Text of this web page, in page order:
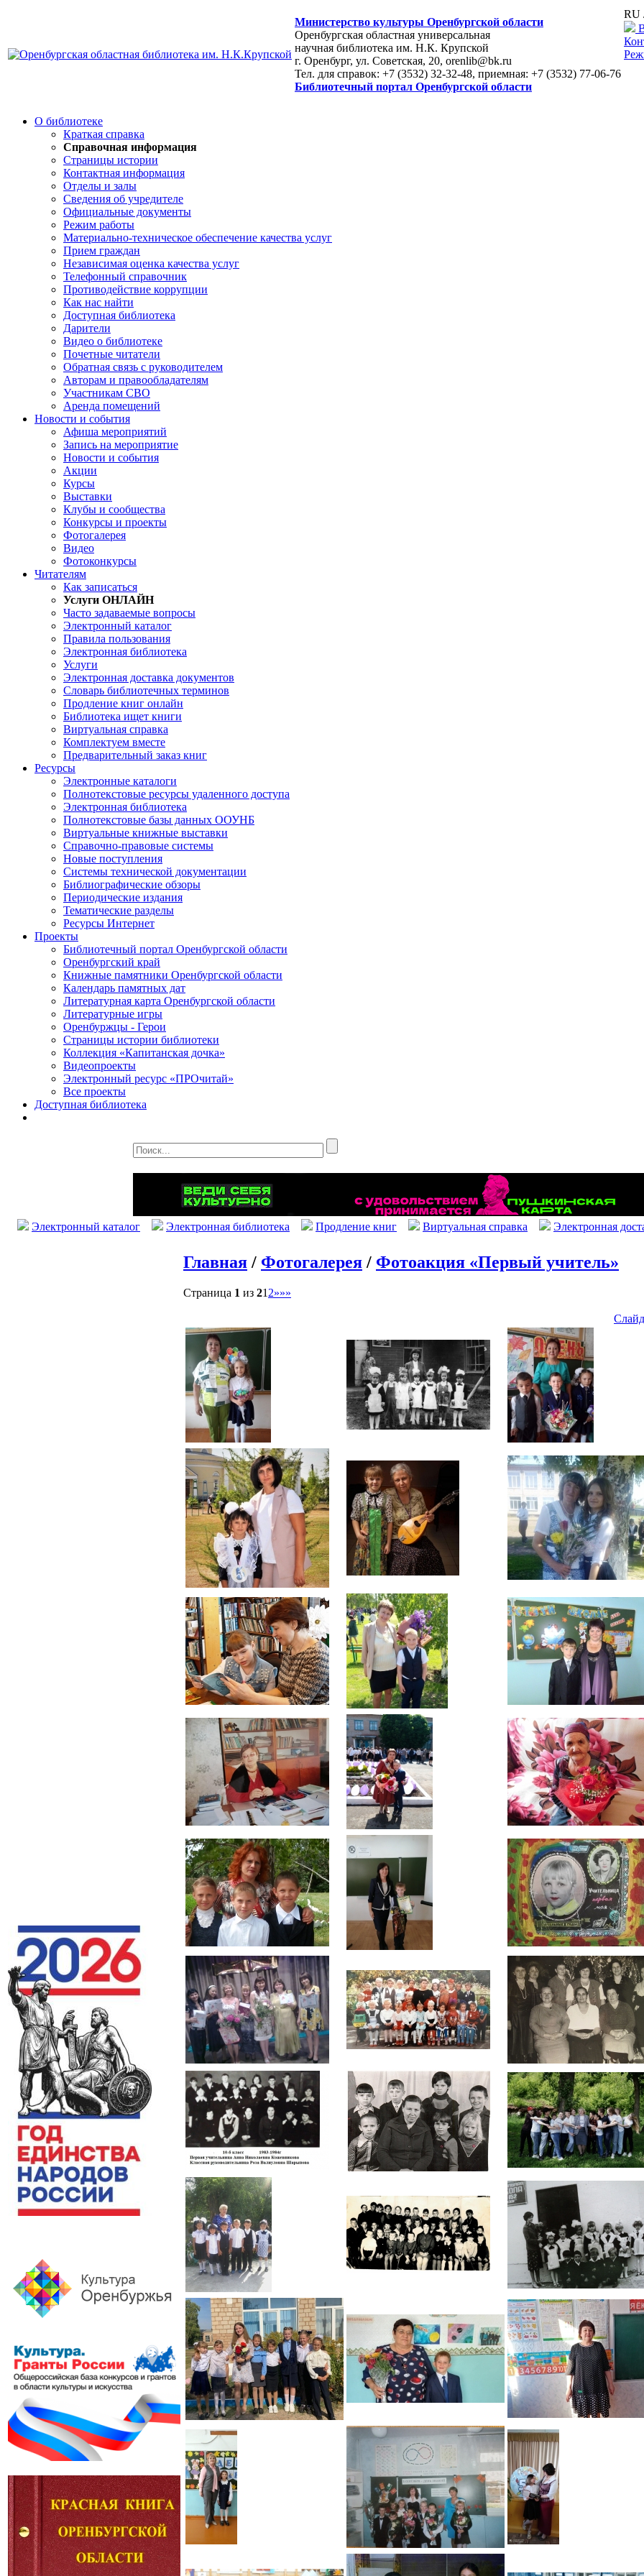
Министерство культуры Оренбургской области
Оренбургская областная универсальная
научная библиотека им. Н.К. Крупской
г. Оренбург, ул. Советская, 20, orenlib@bk.ru
Тел. для справок: +7 (3532) 32-32-48, приемная: +7 (3532) 77-06-76
Библиотечный портал Оренбургской области
RU
О библиотеке
Краткая справка
Справочная информация
Страницы истории
Контактная информация
Отделы и залы
Сведения об учредителе
Официальные документы
Режим работы
Материально-техническое обеспечение качества услуг
Прием граждан
Независимая оценка качества услуг
Телефонный справочник
Противодействие коррупции
Как нас найти
Доступная библиотека
Дарители
Видео о библиотеке
Почетные читатели
Обратная связь с руководителем
Авторам и правообладателям
Участникам СВО
Аренда помещений
Новости и события
Афиша мероприятий
Запись на мероприятие
Новости и события
Акции
Курсы
Выставки
Клубы и сообщества
Конкурсы и проекты
Фотогалерея
Видео
Фотоконкурсы
Читателям
Как записаться
Услуги ОНЛАЙН
Часто задаваемые вопросы
Электронный каталог
Правила пользования
Электронная библиотека
Услуги
Электронная доставка документов
Словарь библиотечных терминов
Продление книг онлайн
Библиотека ищет книги
Виртуальная справка
Комплектуем вместе
Предварительный заказ книг
Ресурсы
Электронные каталоги
Полнотекстовые ресурсы удаленного доступа
Электронная библиотека
Полнотекстовые базы данных ООУНБ
Виртуальные книжные выставки
Справочно-правовые системы
Новые поступления
Cистемы технической документации
Библиографические обзоры
Периодические издания
Тематические разделы
Ресурсы Интернет
Проекты
Библиотечный портал Оренбургской области
Оренбургский край
Книжные памятники Оренбургской области
Календарь памятных дат
Литературная карта Оренбургской области
Литературные игры
Оренбуржцы - Герои
Страницы истории библиотеки
Коллекция «Капитанская дочка»
Видеопроекты
Электронный ресурс «ПРОчитай»
Все проекты
Доступная библиотека
Электронный каталог Электронная библиотека Продление книг Виртуальная справка Электронная
Главная / Фотогалерея / Фотоакция «Первый учитель»
Страница 1 из 21 2»»»